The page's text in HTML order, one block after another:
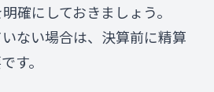
確にしておきましょう。
ない場合は、決算前に精算
す。